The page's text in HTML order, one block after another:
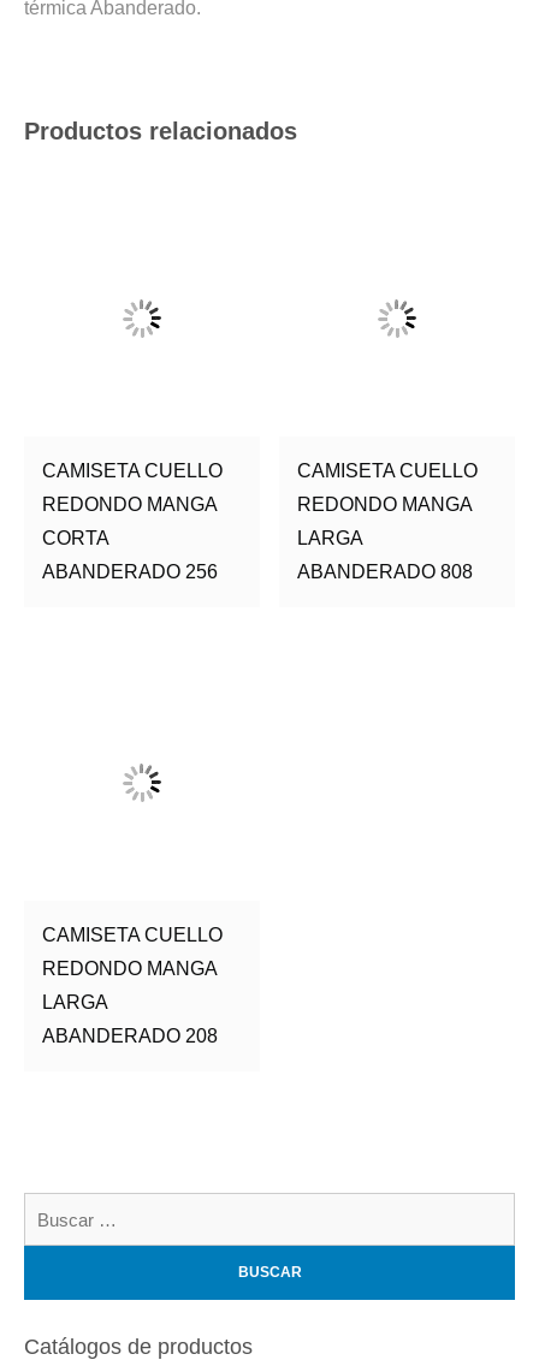
térmica Abanderado.
Productos relacionados
CAMISETA CUELLO
REDONDO MANGA
CORTA
ABANDERADO 256
CAMISETA CUELLO
REDONDO MANGA
LARGA
ABANDERADO 808
CAMISETA CUELLO
REDONDO MANGA
LARGA
ABANDERADO 208
Catálogos de productos